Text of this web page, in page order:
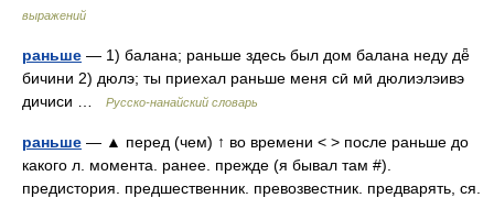
выражений
раньше — 1) балана; раньше здесь был дом балана неду дё̄
бичини 2) дюлэ; ты приехал раньше меня сӣ мӣ дюлиэлэивэ
дичиси …
Русско-нанайский словарь
раньше — ▲ перед (чем) ↑ во времени < > после раньше до
какого л. момента. ранее. прежде (я бывал там #).
предистория. предшественник. превозвестник. предварять, ся.